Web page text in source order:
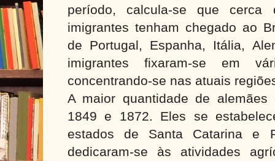
período, calcula-se que
imigrantes tenham chegado ao
de Portugal, Espanha, Itália,
imigrantes fixaram-se em
concentrando-se nas atuais
A maior quantidade de
1849 e 1872. Eles se
estados de Santa Catarina e
dedicaram-se às atividades